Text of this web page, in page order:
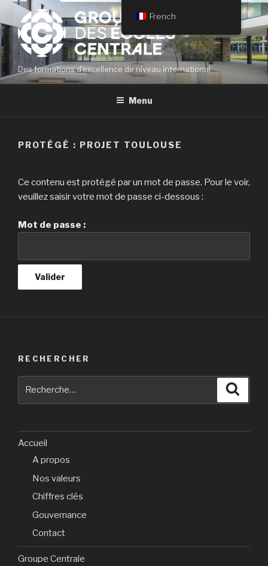
Aller
au
contenu
principal
Des formations d'excellence de niveau international
Menu
PROTÉGÉ : PROJET TOULOUSE
Ce contenu est protégé par un mot de passe. Pour le voir,
veuillez saisir votre mot de passe ci-dessous :
Mot de passe :
RECHERCHER
Accueil
A propos
Nos valeurs
Chiffres clés
Gouvernance
Contact
Groupe Centrale
French